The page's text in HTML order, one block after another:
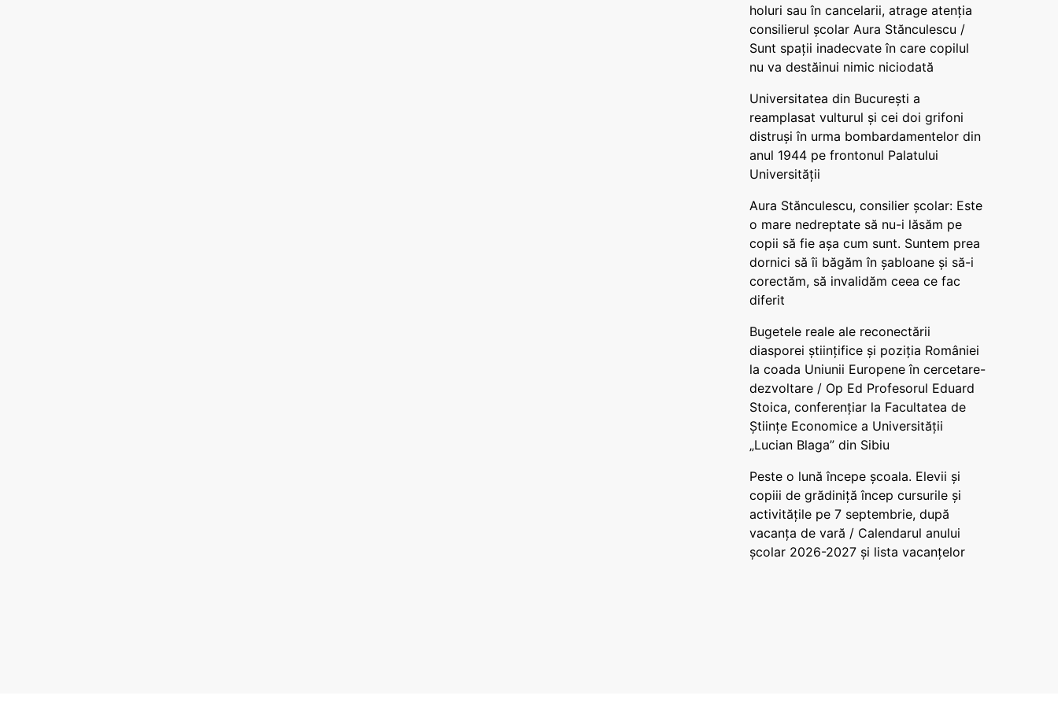
holuri sau în cancelarii, atrage atenția
consilierul școlar Aura Stănculescu /
Sunt spații inadecvate în care copilul
nu va destăinui nimic niciodată
Universitatea din București a
reamplasat vulturul și cei doi grifoni
distruși în urma bombardamentelor din
anul 1944 pe frontonul Palatului
Universității
Aura Stănculescu, consilier școlar: Este
o mare nedreptate să nu-i lăsăm pe
copii să fie așa cum sunt. Suntem prea
dornici să îi băgăm în șabloane și să-i
corectăm, să invalidăm ceea ce fac
diferit
Bugetele reale ale reconectării
diasporei științifice și poziția României
la coada Uniunii Europene în cercetare-
dezvoltare / Op Ed Profesorul Eduard
Stoica, conferențiar la Facultatea de
Științe Economice a Universității
„Lucian Blaga” din Sibiu
Peste o lună începe școala. Elevii și
copiii de grădiniță încep cursurile și
activitățile pe 7 septembrie, după
vacanța de vară / Calendarul anului
școlar 2026-2027 și lista vacanțelor